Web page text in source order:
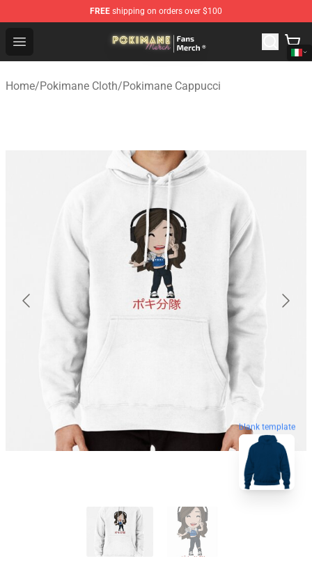
FREE shipping on orders over $100
Open menu
Pokimane Store - Official Pokimane Merchandise Shop
Home/Pokimane Cloth/Pokimane Cappucci
blank template